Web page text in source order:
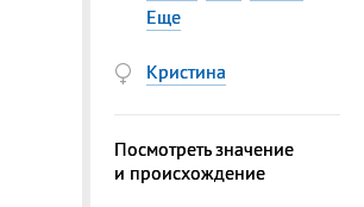
Еще
Кристина
Посмотреть значение
и происхождение